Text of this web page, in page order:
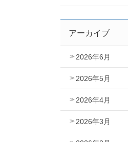
アーカイブ
2026年6月
2026年5月
2026年4月
2026年3月